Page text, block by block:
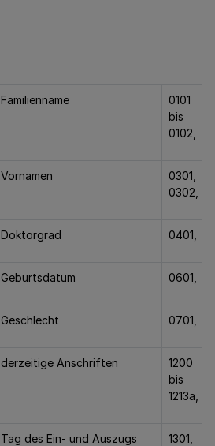
Familienname
0101
bis
0102,
Vornamen
0301,
0302,
Doktorgrad 0401,
Geburtsdatum 0601,
Geschlecht 0701,
derzeitige Anschriften
1200
bis
1213a,
Tag des Ein- und Auszugs
1301,